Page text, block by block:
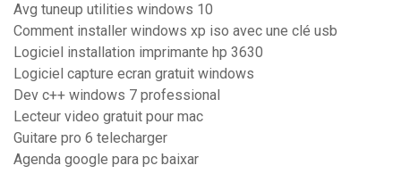
Avg tuneup utilities windows 10
Comment installer windows xp iso avec une clé usb
Logiciel installation imprimante hp 3630
Logiciel capture ecran gratuit windows
Dev c++ windows 7 professional
Lecteur video gratuit pour mac
Guitare pro 6 telecharger
Agenda google para pc baixar